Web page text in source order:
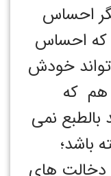
احساس
که احساس
تواند خودش
هم که
نمی
باشد؛
دخالت های